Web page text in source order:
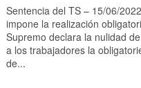
Sentencia del TS – 15/06/
impone la realización
Supremo declara la nulidad
a los trabajadores la
de...